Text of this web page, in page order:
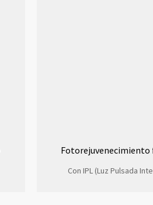
Fotorejuvenecimiento
Con IPL (Luz Pulsada